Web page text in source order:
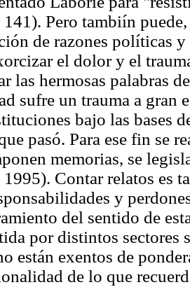
Pero tambiín
de razones políticas y
el dolor y el
las hermosas palabras
sufre un trauma a gran
bajo las bases
pasó. Para ese fin se
memorias, se
Contar relatos es
y
del sentido de
por distintos sectores
están exentos de
de lo que